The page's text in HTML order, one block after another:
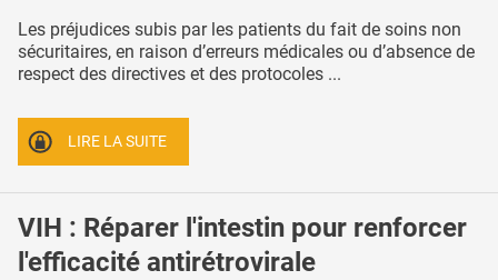
Les préjudices subis par les patients du fait de soins non
sécuritaires, en raison d’erreurs médicales ou d’absence de
respect des directives et des protocoles ...
LIRE LA SUITE
VIH : Réparer l'intestin pour renforcer
l'efficacité antirétrovirale